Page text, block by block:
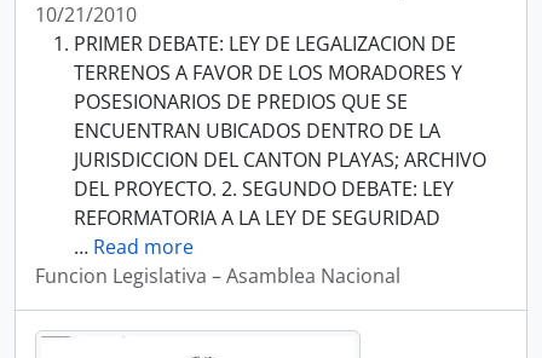
10/21/2010
PRIMER DEBATE: LEY DE LEGALIZACION DE
TERRENOS A FAVOR DE LOS MORADORES Y
POSESIONARIOS DE PREDIOS QUE SE
ENCUENTRAN UBICADOS DENTRO DE LA
JURISDICCION DEL CANTON PLAYAS; ARCHIVO
DEL PROYECTO. 2. SEGUNDO DEBATE: LEY
REFORMATORIA A LA LEY DE SEGURIDAD
… Read more
Funcion Legislativa – Asamblea Nacional